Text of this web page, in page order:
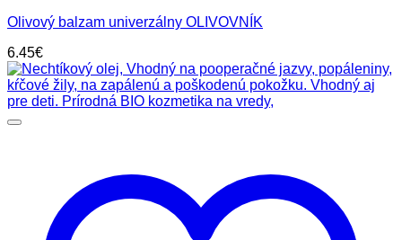
Olivový balzam univerzálny OLIVOVNÍK
6.45€